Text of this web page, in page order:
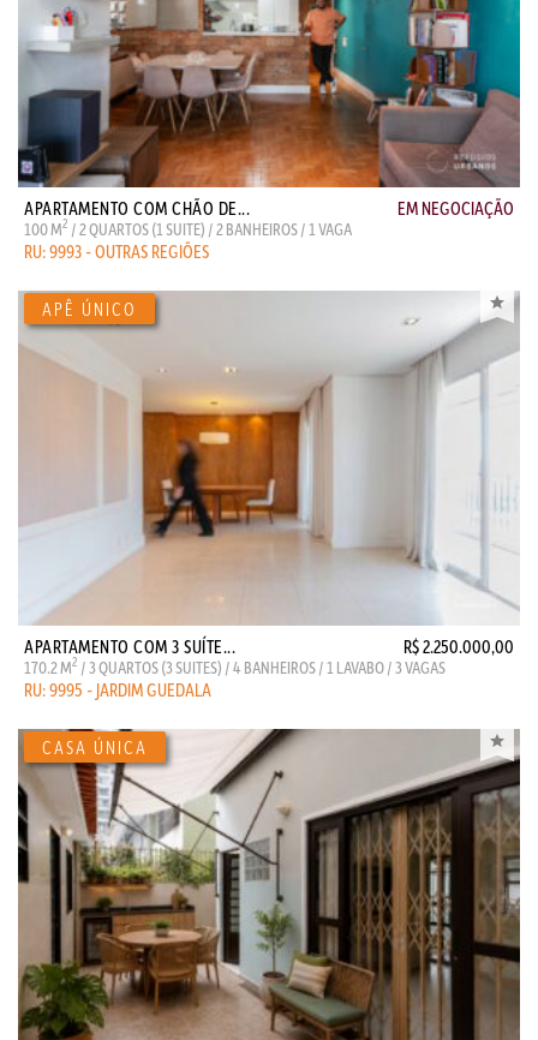
APARTAMENTO COM CHÃO DE... EM NEGOCIAÇÃO
100 M2 / 2 QUARTOS (1 SUITE) / 2 BANHEIROS / 1 VAGA
RU: 9993 - OUTRAS REGIÕES
APARTAMENTO COM 3 SUÍTE... R$ 2.250.000,00
170.2 M2 / 3 QUARTOS (3 SUITES) / 4 BANHEIROS / 1 LAVABO / 3 VAGAS
RU: 9995 - JARDIM GUEDALA